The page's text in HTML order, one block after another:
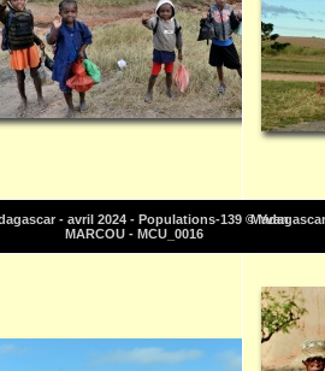
- avril 2024 - Populations-139 © Yvan
MARCOU - MCU_0016